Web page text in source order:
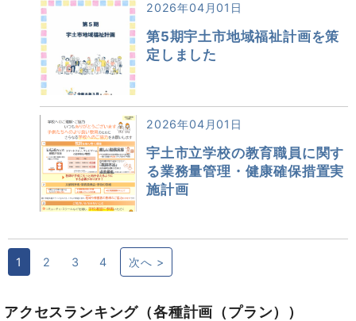
2026年04月01日
第5期宇土市地域福祉計画を策
定しました
2026年04月01日
宇土市立学校の教育職員に関す
る業務量管理・健康確保措置実
施計画
1 2 3 4 次へ >
アクセスランキング （各種計画（プラン））